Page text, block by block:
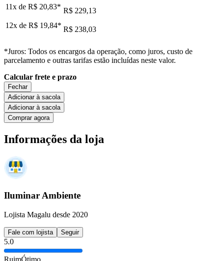
11x de R$ 20,83* R$ 229,13
12x de R$ 19,84* R$ 238,03
*Juros: Todos os encargos da operação, como juros, custo de
parcelamento e outras tarifas estão incluídas neste valor.
Calcular frete e prazo
Fechar
Adicionar à sacola
Adicionar à sacola
Comprar agora
Informações da loja
Iluminar Ambiente
Lojista Magalu desde 2020
Fale com lojista Seguir
5.0
RuimÓtimo